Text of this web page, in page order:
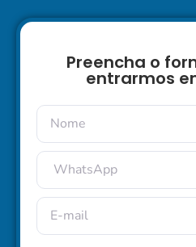
Preencha o
entrarmos